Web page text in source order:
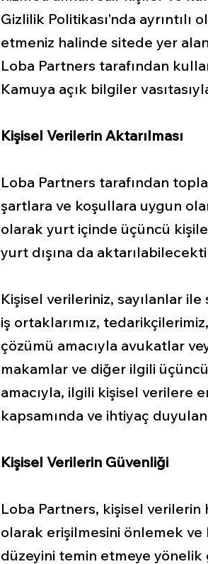
Gizlilik Politikası’nda ayrıntılı
etmeniz halinde sitede yer
Loba Partners tarafından
Kamuya açık bilgiler
Kişisel Verilerin Aktarılması
Loba Partners tarafından
şartlara ve koşullara uygun
olarak yurt içinde üçüncü
yurt dışına da
Kişisel verileriniz, sayılanlar
iş ortaklarımız,
çözümü amacıyla avukatlar
makamlar ve diğer ilgili
amacıyla, ilgili kişisel verilere
kapsamında ve ihtiyaç
Kişisel Verilerin Güvenliği
Loba Partners, kişisel verilerin
olarak erişilmesini önlemek ve
düzeyini temin etmeye